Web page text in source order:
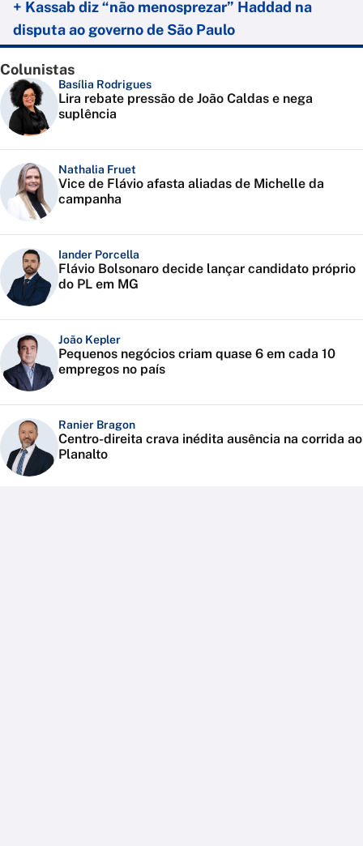
+ Kassab diz “não menosprezar” Haddad na
disputa ao governo de São Paulo
Colunistas
Basília Rodrigues
Lira rebate pressão de João Caldas e nega
suplência
Nathalia Fruet
Vice de Flávio afasta aliadas de Michelle da
campanha
Iander Porcella
Flávio Bolsonaro decide lançar candidato próprio
do PL em MG
João Kepler
Pequenos negócios criam quase 6 em cada 10
empregos no país
Ranier Bragon
Centro-direita crava inédita ausência na corrida ao
Planalto